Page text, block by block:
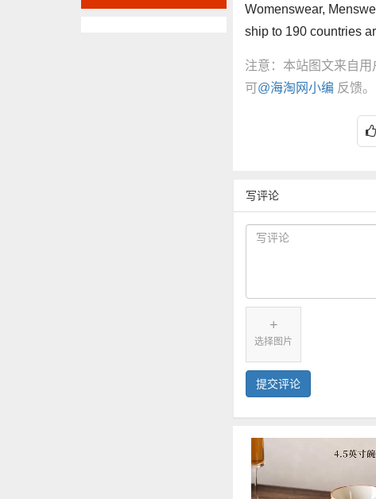
Womenswear,
ship to 190 countries
注意：本站图文来自
可@海淘网小编 反馈。
写评论
+
选择图片
提交评论